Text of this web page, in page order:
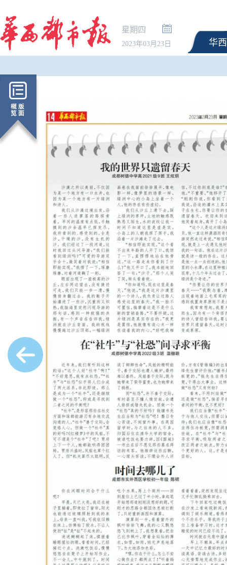
星期四
2023年03月23日 华
远洋台风“白海豚”为何
看清这四个问题｜对话
员